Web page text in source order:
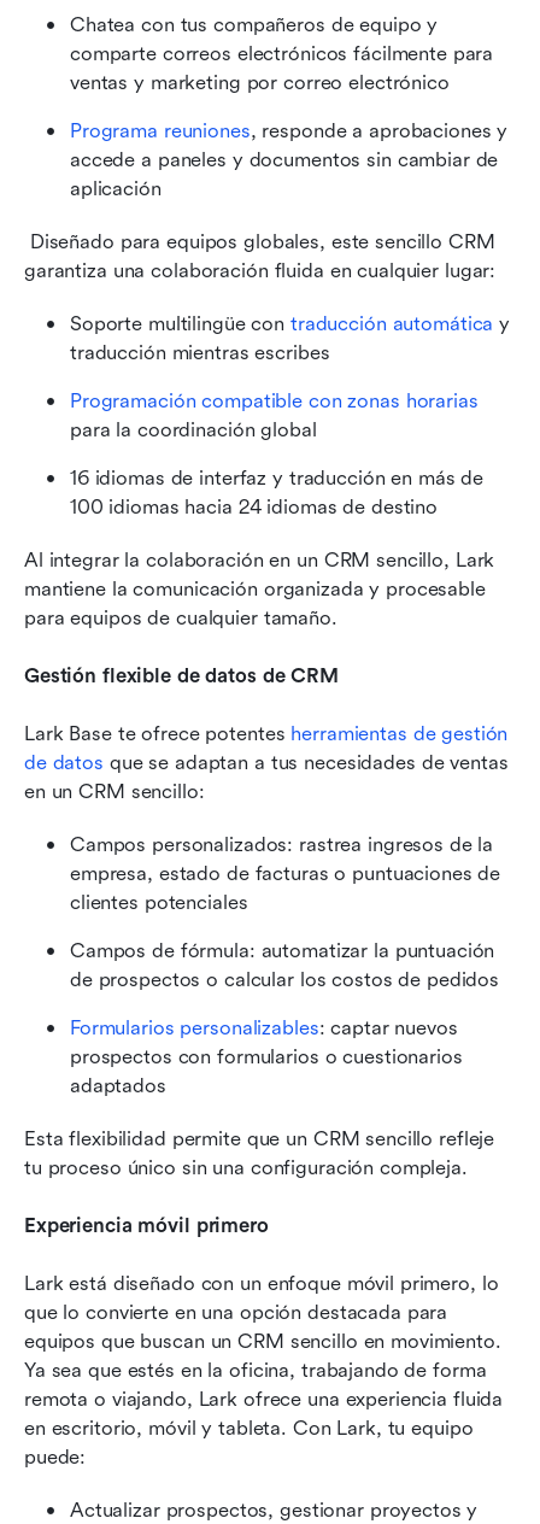
Chatea con tus compañeros de equipo y
comparte correos electrónicos fácilmente para
ventas y marketing por correo electrónico
Programa reuniones, responde a aprobaciones y
accede a paneles y documentos sin cambiar de
aplicación
garantiza una colaboración fluida en cualquier lugar:
Soporte multilingüe con traducción automática y
traducción mientras escribes
Programación compatible con zonas horarias
para la coordinación global
16 idiomas de interfaz y traducción en más de
100 idiomas hacia 24 idiomas de destino
Al integrar la colaboración en un CRM sencillo, Lark
mantiene la comunicación organizada y procesable
para equipos de cualquier tamaño.
Gestión flexible de datos de CRM
Lark Base te ofrece potentes herramientas de gestión
de datos que se adaptan a tus necesidades de ventas
en un CRM sencillo:
Campos personalizados: rastrea ingresos de la
empresa, estado de facturas o puntuaciones de
clientes potenciales
Campos de fórmula: automatizar la puntuación
de prospectos o calcular los costos de pedidos
Formularios personalizables: captar nuevos
prospectos con formularios o cuestionarios
adaptados
Esta flexibilidad permite que un CRM sencillo refleje
tu proceso único sin una configuración compleja.
Experiencia móvil primero
Lark está diseñado con un enfoque móvil primero, lo
que lo convierte en una opción destacada para
equipos que buscan un CRM sencillo en movimiento.
Ya sea que estés en la oficina, trabajando de forma
remota o viajando, Lark ofrece una experiencia fluida
en escritorio, móvil y tableta. Con Lark, tu equipo
puede:
Actualizar prospectos, gestionar proyectos y